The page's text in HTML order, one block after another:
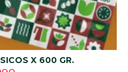
X 600 GR.